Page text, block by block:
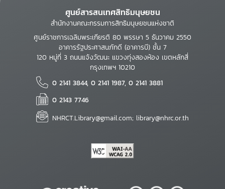
ศูนย์สารสนเทศสิทธิมนุษยชน
สำนักงานคณะกรรมการสิทธิมนุษยชนแห่งชาติ
ศูนย์ราชการเฉลิมพระเกียรติ 80 พรรษา 5 ธันวาคม 2550
อาคารรัฐประศาสนภักดี (อาคารบี) ชั้น 7
120 หมู่ที่ 3 ถนนแจ้งวัฒนะ แขวงทุ่งสองห้อง เขตหลักสี่
กรุงเทพฯ 10210
0 2141 3844, 0 2141 1987, 0 2141 3881
0 2143 7746
NHRCT.Library@gmail.com; library@nhrc.or.th